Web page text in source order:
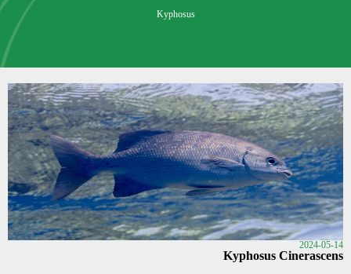
Kyphosus
2024-05-14
Kyphosus Cinerascens